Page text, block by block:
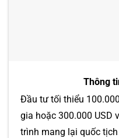
Thông
Đầu tư tối thiểu
gia hoặc 300.000 USD
trình mang lại quốc